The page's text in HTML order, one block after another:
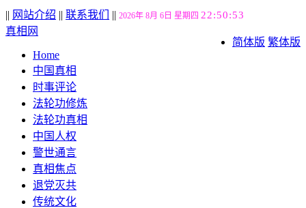
|| 网站介绍 || 联系我们 || 2026年 8月 6日 星期四 22:50:54
简体版 繁体版
真相网
Home
中国真相
时事评论
法轮功修炼
法轮功真相
中国人权
警世通言
真相焦点
退党灭共
传统文化